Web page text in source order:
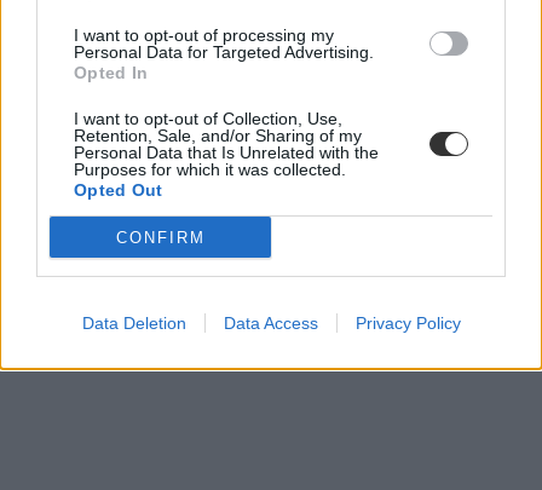
I want to opt-out of processing my
Personal Data for Targeted Advertising.
Opted In
I want to opt-out of Collection, Use,
Retention, Sale, and/or Sharing of my
Personal Data that Is Unrelated with the
Purposes for which it was collected.
Opted Out
CONFIRM
Data Deletion Data Access Privacy Policy